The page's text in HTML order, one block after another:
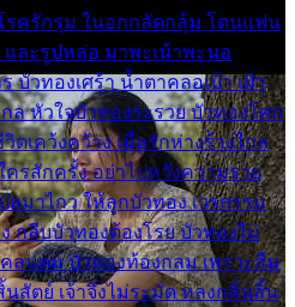
รครักรุม ในอกกลัดกลุ้ม โดนแฟน
และรูปหล่อ มาพะเน้าพะนอ
บัวทองเศร้า น้ำตาคลอเบ้า เฝ้า
หัวใจบัวทองระรวย บัวทองโศก
ตเคว้งคว้าง เมื่อรักห่างร้างไกล
รสักครั้ง อย่าไปหวังความรวย
ลมาไกว ให้ลูกบัวทอง เวรกรรม
กลีบบัวทองต้องโรย บัวทองไม่
ลนตม บัวทองท้องกลม เพราะลืม
สัตย์ เจ้าจึงไม่ระมัด หลงกลิ่นลิ้น